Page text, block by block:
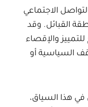
التواصل الاجتماعي
القبائل. وقد
والإقصاء
السياسية أو
في هذا السياق،